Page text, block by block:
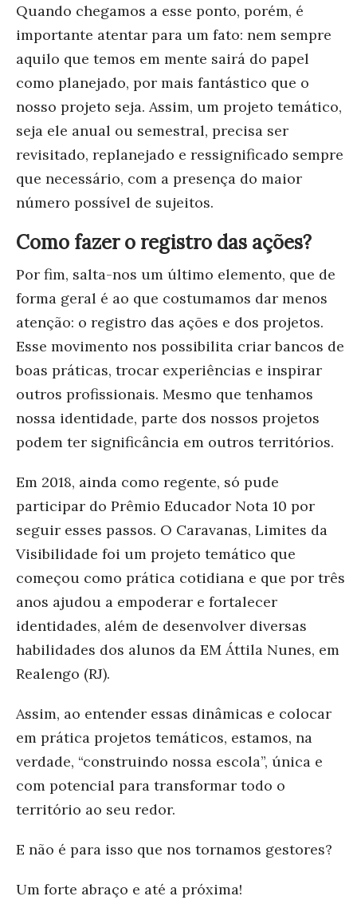
Quando chegamos a esse ponto, porém, é
importante atentar para um fato: nem sempre
aquilo que temos em mente sairá do papel
como planejado, por mais fantástico que o
nosso projeto seja. Assim, um projeto temático,
seja ele anual ou semestral, precisa ser
revisitado, replanejado e ressignificado sempre
que necessário, com a presença do maior
número possível de sujeitos.
Como fazer o registro das ações?
Por fim, salta-nos um último elemento, que de
forma geral é ao que costumamos dar menos
atenção: o registro das ações e dos projetos.
Esse movimento nos possibilita criar bancos de
boas práticas, trocar experiências e inspirar
outros profissionais. Mesmo que tenhamos
nossa identidade, parte dos nossos projetos
podem ter significância em outros territórios.
Em 2018, ainda como regente, só pude
participar do Prêmio Educador Nota 10 por
seguir esses passos. O Caravanas, Limites da
Visibilidade foi um projeto temático que
começou como prática cotidiana e que por três
anos ajudou a empoderar e fortalecer
identidades, além de desenvolver diversas
habilidades dos alunos da EM Áttila Nunes, em
Realengo (RJ).
Assim, ao entender essas dinâmicas e colocar
em prática projetos temáticos, estamos, na
verdade, “construindo nossa escola”, única e
com potencial para transformar todo o
território ao seu redor.
E não é para isso que nos tornamos gestores?
Um forte abraço e até a próxima!